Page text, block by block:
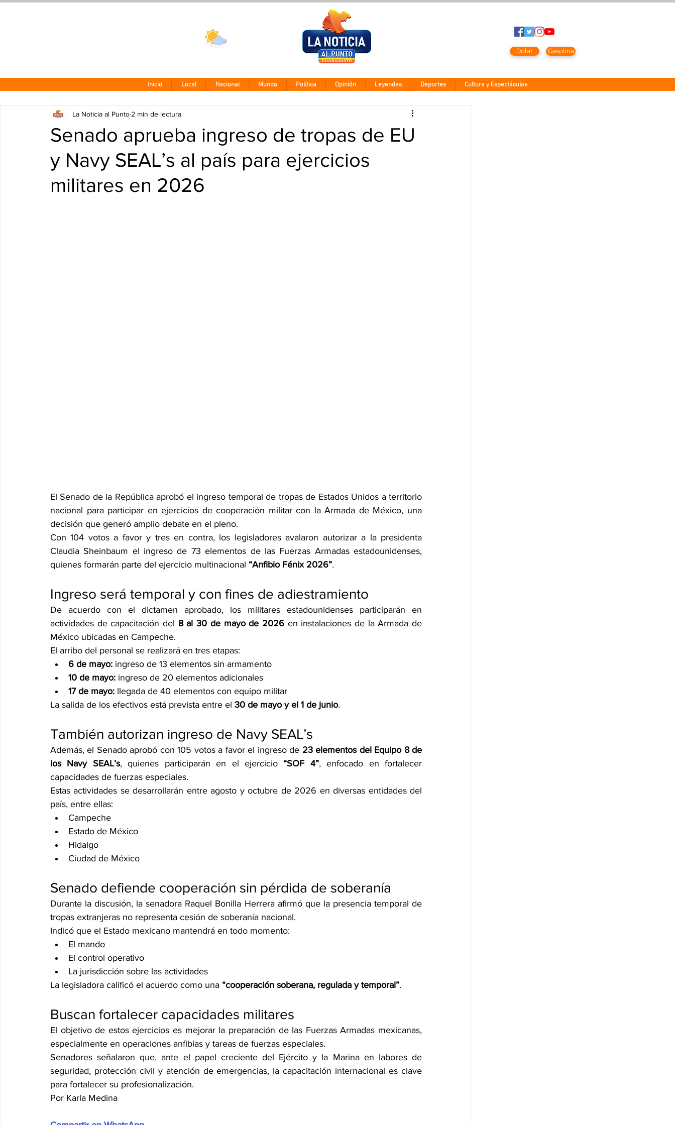
Dolar Gasolina
Inicio Local Nacional Mundo Política Opinión Leyendas Deportes Cultura y Espectáculos
Senado aprueba ingreso de tropas de EU
y Navy SEAL’s al país para ejercicios
militares en 2026
La Noticia al Punto 2 min de lectura
El Senado de la República aprobó el ingreso temporal de tropas de Estados Unidos a territorio
nacional para participar en ejercicios de cooperación militar con la Armada de México, una
decisión que generó amplio debate en el pleno.
Con 104 votos a favor y tres en contra, los legisladores avalaron autorizar a la presidenta
Claudia Sheinbaum el ingreso de 73 elementos de las Fuerzas Armadas estadounidenses,
quienes formarán parte del ejercicio multinacional “Anfibio Fénix 2026”.
Ingreso será temporal y con fines de adiestramiento
De acuerdo con el dictamen aprobado, los militares estadounidenses participarán en
actividades de capacitación del 8 al 30 de mayo de 2026 en instalaciones de la Armada de
México ubicadas en Campeche.
El arribo del personal se realizará en tres etapas:
6 de mayo: ingreso de 13 elementos sin armamento
10 de mayo: ingreso de 20 elementos adicionales
17 de mayo: llegada de 40 elementos con equipo militar
La salida de los efectivos está prevista entre el 30 de mayo y el 1 de junio.
También autorizan ingreso de Navy SEAL’s
Además, el Senado aprobó con 105 votos a favor el ingreso de 23 elementos del Equipo 8 de
los Navy SEAL’s, quienes participarán en el ejercicio “SOF 4”, enfocado en fortalecer
capacidades de fuerzas especiales.
Estas actividades se desarrollarán entre agosto y octubre de 2026 en diversas entidades del
país, entre ellas:
Campeche
Estado de México
Hidalgo
Ciudad de México
Senado defiende cooperación sin pérdida de soberanía
Durante la discusión, la senadora Raquel Bonilla Herrera afirmó que la presencia temporal de
tropas extranjeras no representa cesión de soberanía nacional.
Indicó que el Estado mexicano mantendrá en todo momento:
El mando
El control operativo
La jurisdicción sobre las actividades
La legisladora calificó el acuerdo como una “cooperación soberana, regulada y temporal”.
Buscan fortalecer capacidades militares
El objetivo de estos ejercicios es mejorar la preparación de las Fuerzas Armadas mexicanas,
especialmente en operaciones anfibias y tareas de fuerzas especiales.
Senadores señalaron que, ante el papel creciente del Ejército y la Marina en labores de
seguridad, protección civil y atención de emergencias, la capacitación internacional es clave
para fortalecer su profesionalización.
Por Karla Medina